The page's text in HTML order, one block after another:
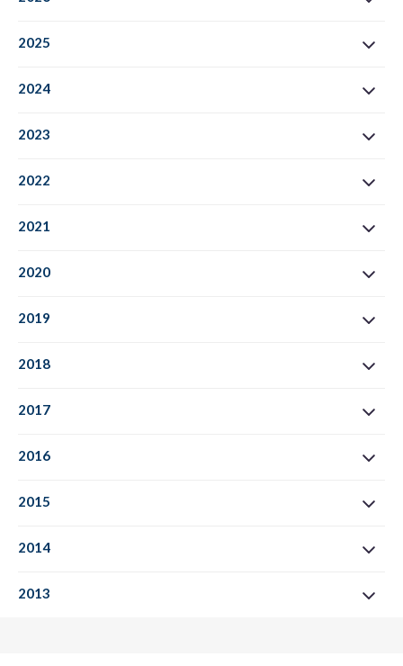
2025
2024
2023
2022
2021
2020
2019
2018
2017
2016
2015
2014
2013